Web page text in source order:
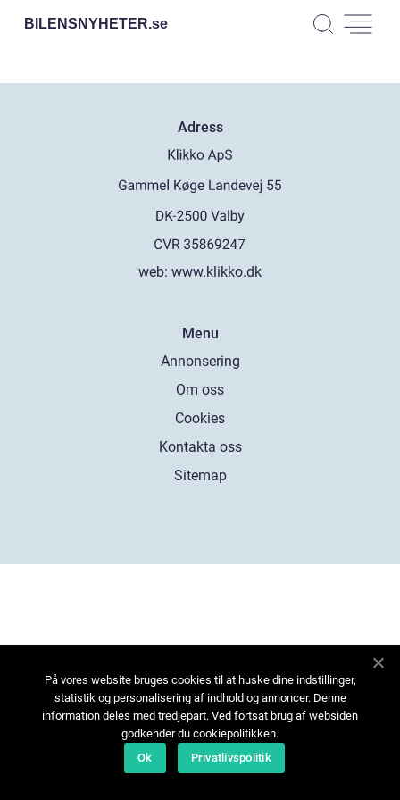
BILENSNYHETER.se
Adress
web: www.klikko.dk
Menu
Annonsering
Om oss
Cookies
Kontakta oss
Sitemap
På vores website bruges cookies til at huske dine indstillinger,
statistik og personalisering af indhold og annoncer. Denne
information deles med tredjepart. Ved fortsat brug af websiden
godkender du cookiepolitikken.
Ok
Privatlivspolitik